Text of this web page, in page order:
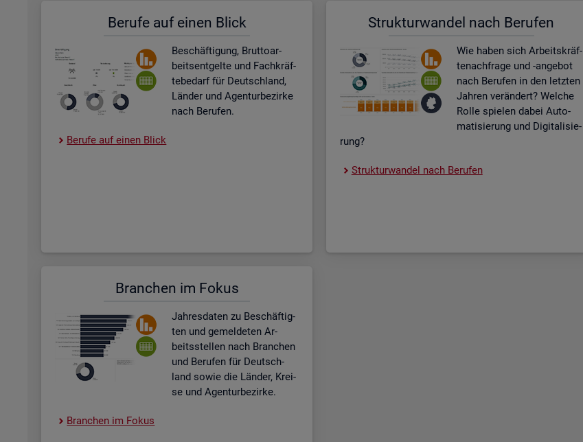
Be­ru­fe auf einen Blick
Be­schäf­ti­gung, Brut­to­ar­
beits­ent­gel­te und Fach­kräf­
te­be­darf für Deutsch­land,
Län­der und Agen­tur­be­zir­ke
nach Be­ru­fen.
Be­ru­fe auf einen Blick
Struk­tur­wan­del nach Be­ru­fen
Wie haben sich Ar­beits­kräf­
te­nach­fra­ge und -an­ge­bot
nach Be­ru­fen in den letz­ten
Jah­ren ver­än­dert? Wel­che
Rolle spie­len dabei Au­to­
ma­ti­sie­rung und Di­gi­ta­li­sie­
rung?
Struk­tur­wan­del nach Be­ru­fen
Bran­chen im Fokus
Jah­res­da­ten zu Be­schäf­tig­
ten und ge­mel­de­ten Ar­
beits­stel­len nach Bran­chen
und Be­ru­fen für Deutsch­
land sowie die Län­der, Krei­
se und Agen­tur­be­zir­ke.
Bran­chen im Fokus